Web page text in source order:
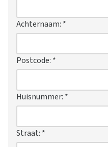
Achternaam: *
Postcode: *
Huisnummer: *
Straat: *